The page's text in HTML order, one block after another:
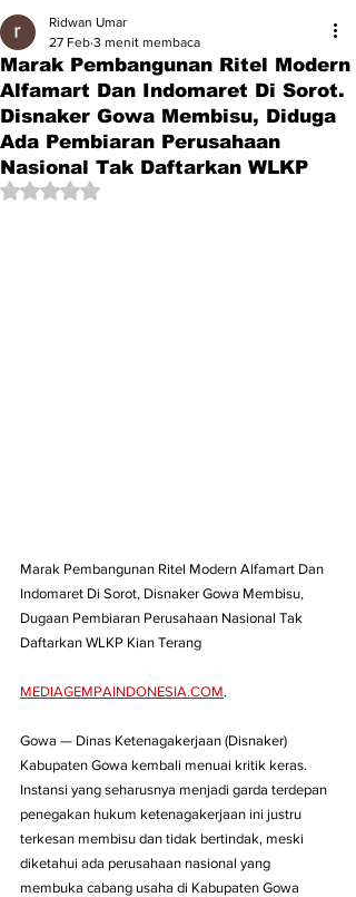
Marak Pembangunan Ritel Modern
Alfamart Dan Indomaret Di Sorot.
Disnaker Gowa Membisu, Diduga
Ada Pembiaran Perusahaan
Nasional Tak Daftarkan WLKP
Ridwan Umar
27 Feb 3 menit membaca
Dinilai NaN dari 5 bintang.
Marak Pembangunan Ritel Modern Alfamart Dan
Indomaret Di Sorot, Disnaker Gowa Membisu,
Dugaan Pembiaran Perusahaan Nasional Tak
Daftarkan WLKP Kian Terang
MEDIAGEMPAINDONESIA.COM.
Gowa — Dinas Ketenagakerjaan (Disnaker)
Kabupaten Gowa kembali menuai kritik keras.
Instansi yang seharusnya menjadi garda terdepan
penegakan hukum ketenagakerjaan ini justru
terkesan membisu dan tidak bertindak, meski
diketahui ada perusahaan nasional yang
membuka cabang usaha di Kabupaten Gowa